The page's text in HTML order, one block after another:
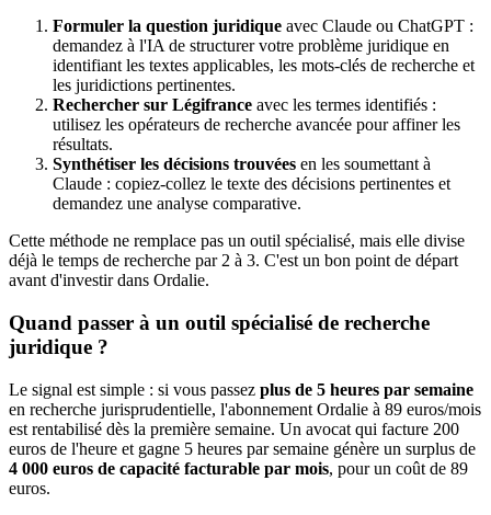
Formuler la question juridique avec Claude ou ChatGPT :
demandez à l'IA de structurer votre problème juridique en
identifiant les textes applicables, les mots-clés de recherche et
les juridictions pertinentes.
Rechercher sur Légifrance avec les termes identifiés :
utilisez les opérateurs de recherche avancée pour affiner les
résultats.
Synthétiser les décisions trouvées en les soumettant à
Claude : copiez-collez le texte des décisions pertinentes et
demandez une analyse comparative.
Cette méthode ne remplace pas un outil spécialisé, mais elle divise
déjà le temps de recherche par 2 à 3. C'est un bon point de départ
avant d'investir dans Ordalie.
Quand passer à un outil spécialisé de recherche
juridique ?
Le signal est simple : si vous passez plus de 5 heures par semaine
en recherche jurisprudentielle, l'abonnement Ordalie à 89 euros/mois
est rentabilisé dès la première semaine. Un avocat qui facture 200
euros de l'heure et gagne 5 heures par semaine génère un surplus de
4 000 euros de capacité facturable par mois, pour un coût de 89
euros.